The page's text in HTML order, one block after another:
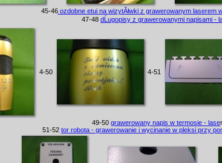
45-46ozdobne etui na wizytĂłwki z grawerowanym laserem
47-48 dĹugopisy z grawerowanymi napisami -
4-50 4-51
49-50 grawerowany napis w termosie - laser
51-52 tor robota - grawerowanie i wycinanie w pleksi przy